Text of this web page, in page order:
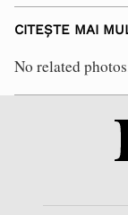
CITEȘTE MAI
No related